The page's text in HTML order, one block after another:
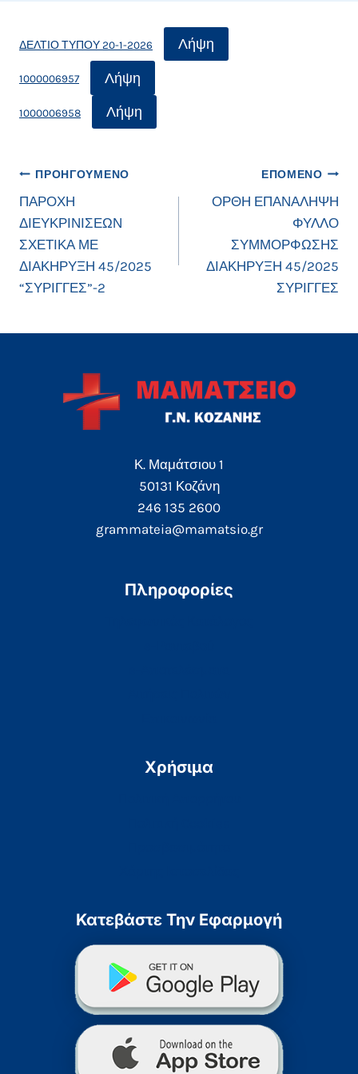
ΔΕΛΤΙΟ ΤΥΠΟΥ 20-1-2026 Λήψη
1000006957 Λήψη
1000006958 Λήψη
Πλοήγηση
άρθρων
ΠΡΟΗΓΟΎΜΕΝΟ
ΠΑΡΟΧΗ
ΔΙΕΥΚΡΙΝΙΣΕΩΝ
ΣΧΕΤΙΚΑ ΜΕ
ΔΙΑΚΗΡΥΞΗ 45/2025
“ΣΥΡΙΓΓΕΣ”-2
ΕΠΌΜΕΝΟ
ΟΡΘΗ ΕΠΑΝΑΛΗΨΗ
ΦΥΛΛΟ
ΣΥΜΜΟΡΦΩΣΗΣ
ΔΙΑΚΗΡΥΞΗ 45/2025
ΣΥΡΙΓΓΕΣ
Κ. Μαμάτσιου 1
50131 Κοζάνη
246 135 2600
grammateia@mamatsio.gr
Πληροφορίες
Χρήσιμα
Κατεβάστε Την Εφαρμογή